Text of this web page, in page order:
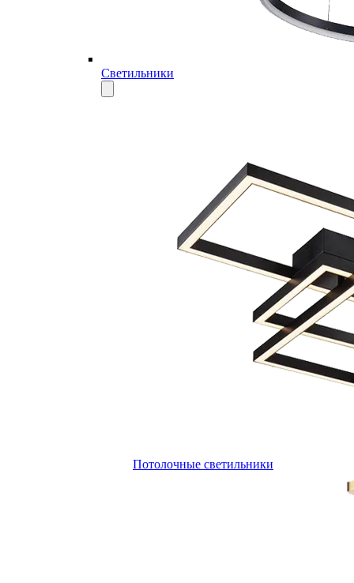
Светильники
Потолочные светильники